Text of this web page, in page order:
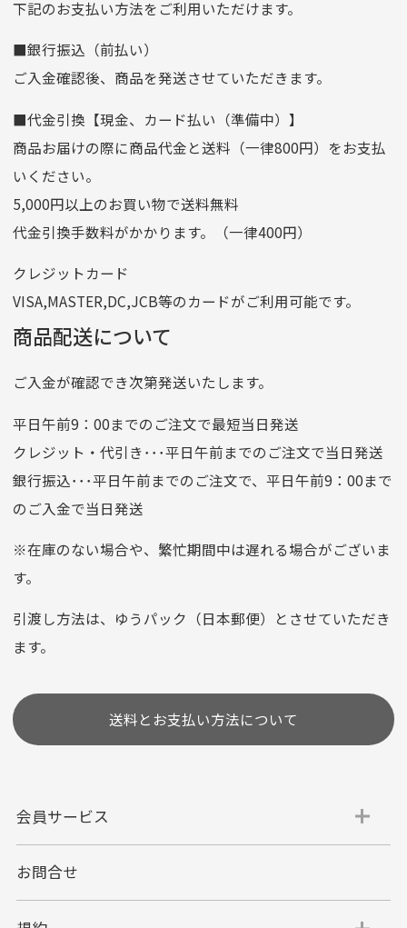
[…]
支店名
和歌山支店
口座種別
普通
口座番号
0255557
口座名義
株式会社一条
ゆうちょ銀行
ゆうちょ間
記号
14710
他銀行から
店名
四七八（読みヨンナナハチ）
店番
478
預金種目
普通預金
口座番号
0776226
口座名義
株式会社一条
クレジットカード
選びいただけない場合がございます。
代金引換
代引手数料一律400円
下記のお支払い方法をご利用いただけます。
■銀行振込（前払い）
ご入金確認後、商品を発送させていただきます。
■代金引換【現金、カード払い（準備中）】
商品お届けの際に商品代金と送料（一律800円）をお支払
いください。
5,000円以上のお買い物で送料無料
代金引換手数料がかかります。（一律400円）
クレジットカード
VISA,MASTER,DC,JCB等のカードがご利用可能です。
商品配送について
ご入金が確認でき次第発送いたします。
平日午前9：00までのご注文で最短当日発送
クレジット・代引き･･･平日午前までのご注文で当日発送
銀行振込･･･平日午前までのご注文で、平日午前9：00まで
のご入金で当日発送
※在庫のない場合や、繁忙期間中は遅れる場合がございま
す。
引渡し方法は、ゆうパック（日本郵便）とさせていただき
ます。
送料とお支払い方法について
会員サービス
お問合せ